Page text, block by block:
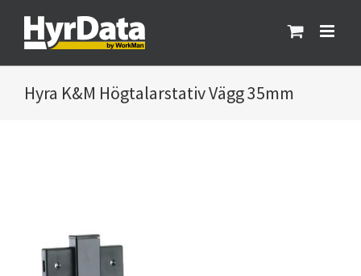
innehållet
K&M Högtalarstativ Vägg 35mm